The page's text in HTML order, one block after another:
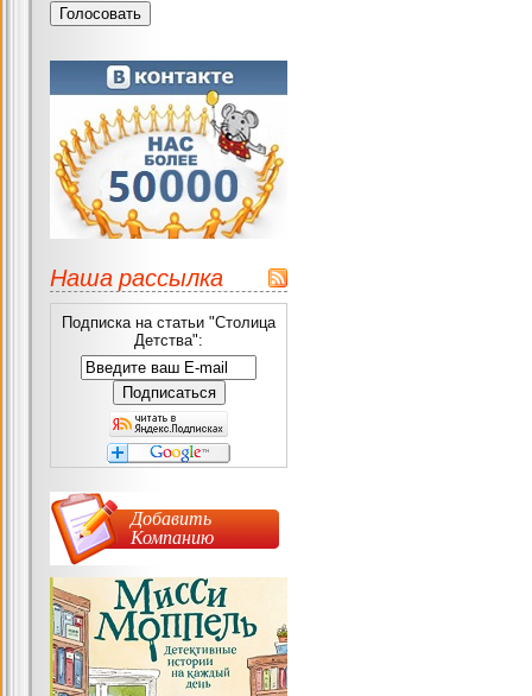
Наша рассылка
Подписка на статьи "Столица
Детства":
Добавить
Компанию